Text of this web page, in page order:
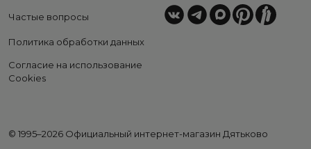
Частые вопросы
Политика обработки данных
Согласие на использование
Cookies
© 1995–2026 Официальный интернет-магазин Дятьково